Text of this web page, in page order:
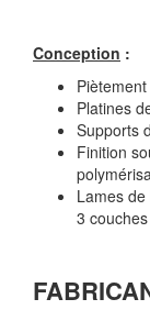
Conception :
Platines
Supports
Finition
Lames
3